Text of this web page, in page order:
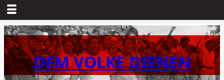
Zum
Inhalt
springenDEM VOLKE DIENEN